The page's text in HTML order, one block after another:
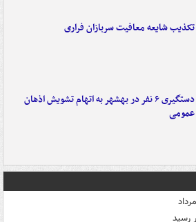
تکذیب شایعه معافیت سربازان فراری
دستگیری ۶ نفر در بهشهر به اتهام تشویش اذهان
عمومی